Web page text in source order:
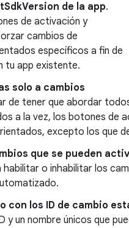
de la app.
de activación y
cambios de
específicos a fin de
tu app existente.
solo a cambios
de tener que abordar
a la vez, los botones de
excepto los que
que se pueden
o inhabilitar los
con los ID de cambio
y un nombre únicos que